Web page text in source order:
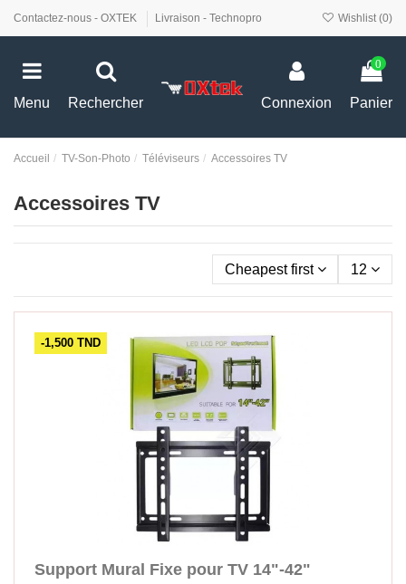
Contactez-nous - OXTEK Livraison - Technopro Wishlist (0)
Menu Rechercher Connexion
0
Panier
Accueil TV-Son-Photo Téléviseurs Accessoires TV
Accessoires TV
Cheapest first 12
-1,500 TND
Support Mural Fixe pour TV 14"-42"